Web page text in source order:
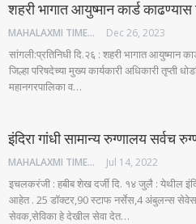
शहरी भागात आयुष्मान कार्ड काढण्यास
MAHALAXMI TIMES Dec 26, 2023
सांगली:प्रतिनिधी दि.२६ : शहरी भागात आयुष्मान
जिल्हा परिषदेच्या मुख्य कार्यकारी अधिकारी
महानगरपालिका व…
इंदिरा गांधी सामान्य रुग्णालय सर्वच
MAHALAXMI TIMES Jul 14, 2022
इचलकरंजी : हबीब शेख दर्जी दि. १४ जुलै : येथील
आहेत . 25 डॉक्टर,90 स्टाफ नर्सेस,4 अंबुलन्स
सेवक,सेविका हे देखील सेवा देत…